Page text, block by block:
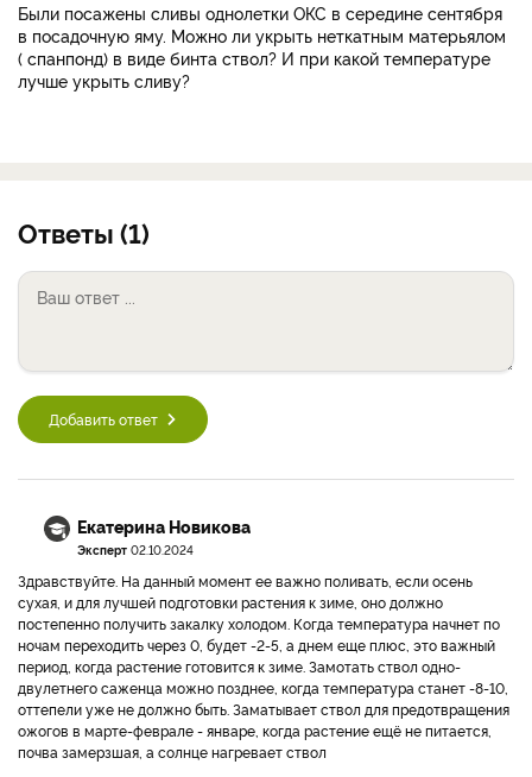
Были посажены сливы однолетки ОКС в середине сентября
в посадочную яму. Можно ли укрыть неткатным матерьялом
( спанпонд) в виде бинта ствол? И при какой температуре
лучше укрыть сливу?
Ответы (1)
Добавить ответ
Екатерина Новикова
Эксперт 02.10.2024
Здравствуйте. На данный момент ее важно поливать, если осень
сухая, и для лучшей подготовки растения к зиме, оно должно
постепенно получить закалку холодом. Когда температура начнет по
ночам переходить через 0, будет -2-5, а днем еще плюс, это важный
период, когда растение готовится к зиме. Замотать ствол одно-
двулетнего саженца можно позднее, когда температура станет -8-10,
оттепели уже не должно быть. Заматывает ствол для предотвращения
ожогов в марте-феврале - январе, когда растение ещё не питается,
почва замерзшая, а солнце нагревает ствол